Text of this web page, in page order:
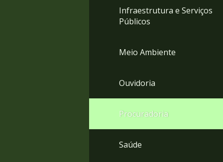
Infraestrutura e Serviços
Públicos
Meio Ambiente
Ouvidoria
Procuradoria
Saúde